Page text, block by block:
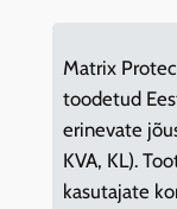
Matrix
toodetud
erinevate
KVA, KL).
kasutajate